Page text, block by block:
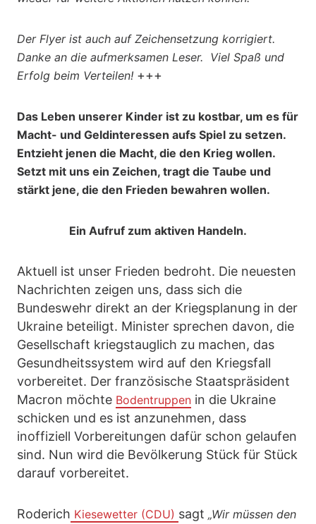
Der Flyer ist auch auf Zeichensetzung korrigiert.
Danke an die aufmerksamen Leser. Viel Spaß und
Erfolg beim Verteilen! +++
Das Leben unserer Kinder ist zu kostbar, um es für
Macht- und Geldinteressen aufs Spiel zu setzen.
Entzieht jenen die Macht, die den Krieg wollen.
Setzt mit uns ein Zeichen, tragt die Taube und
stärkt jene, die den Frieden bewahren wollen.
Ein Aufruf zum aktiven Handeln.
Aktuell ist unser Frieden bedroht. Die neuesten
Nachrichten zeigen uns, dass sich die
Bundeswehr direkt an der Kriegsplanung in der
Ukraine beteiligt. Minister sprechen davon, die
Gesellschaft kriegstauglich zu machen, das
Gesundheitssystem wird auf den Kriegsfall
vorbereitet. Der französische Staatspräsident
Macron möchte Bodentruppen in die Ukraine
schicken und es ist anzunehmen, dass
inoffiziell Vorbereitungen dafür schon gelaufen
sind. Nun wird die Bevölkerung Stück für Stück
darauf vorbereitet.
Roderich Kiesewetter (CDU) sagt „Wir müssen den